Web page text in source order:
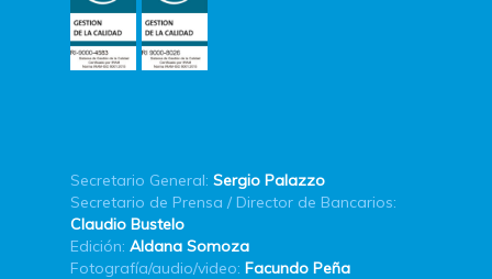
Secretario General: Sergio Palazzo
Secretario de Prensa / Director de Bancarios:
Claudio Bustelo
Edición: Aldana Somoza
Fotografía/audio/video: Facundo Peña